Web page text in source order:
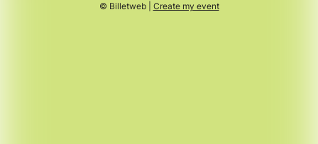
© Billetweb | Create my event